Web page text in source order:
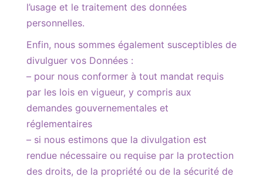
l’usage et le traitement des données
personnelles.
Enfin, nous sommes également susceptibles de
divulguer vos Données :
– pour nous conformer à tout mandat requis
par les lois en vigueur, y compris aux
demandes gouvernementales et
réglementaires
– si nous estimons que la divulgation est
rendue nécessaire ou requise par la protection
des droits, de la propriété ou de la sécurité de